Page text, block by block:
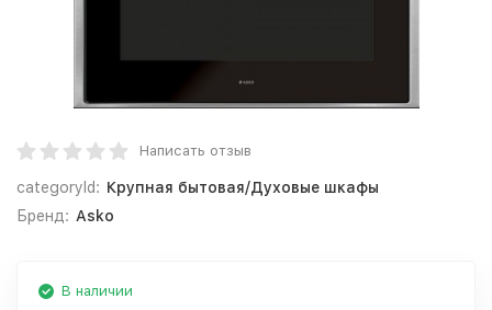
Написать отзыв
categoryId: Крупная бытовая/Духовые шкафы
Бренд: Asko
В наличии